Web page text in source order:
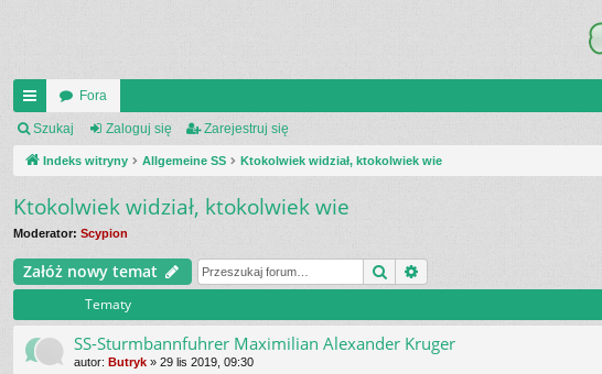
UI
C
_L
IN
K
S
Fora
Szukaj Zaloguj się Zarejestruj się
Indeks witryny Allgemeine SS Ktokolwiek widział, ktokolwiek wie
Ktokolwiek widział, ktokolwiek wie
Moderator: Scypion
Załóż nowy temat Szukaj
Tematy
SS-Sturmbannfuhrer Maximilian Alexander Kruger
autor: Butryk » 29 lis 2019, 09:30